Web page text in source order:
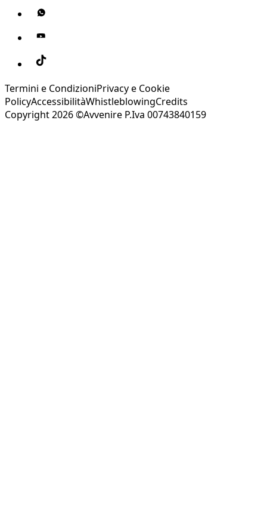
Termini e CondizioniPrivacy e Cookie
PolicyAccessibilitàWhistleblowingCredits
Copyright 2026 ©Avvenire P.Iva 00743840159